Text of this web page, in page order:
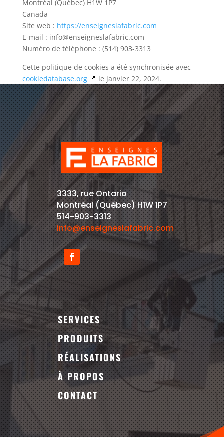
Montréal (Québec) H1W 1P7
Canada
Site web : https://enseigneslafabric.com
E-mail : info@enseigneslafabric.com
Numéro de téléphone : (514) 903-3313
Cette politique de cookies a été synchronisée avec
cookiedatabase.org
le janvier 22, 2024.
3333, rue Ontario
Montréal (Québec) H1W 1P7
514-903-3313
info@enseigneslafabric.com
SERVICES
PRODUITS
RÉALISATIONS
À PROPOS
CONTACT